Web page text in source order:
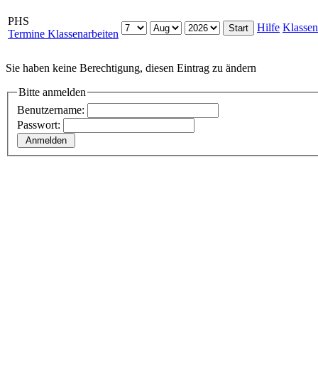
PHS
Termine Klassenarbeiten
Hilfe Klassen
Sie haben keine Berechtigung, diesen Eintrag zu ändern
Bitte anmelden
Benutzername:
Passwort: